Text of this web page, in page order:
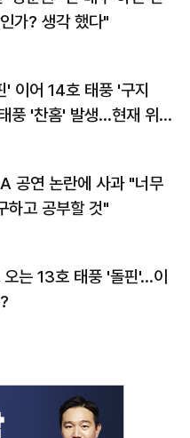
가? 생각 했다"
' 이어 14호 태풍 '구지
풍 '찬홈' 발생…현재 위
공연 논란에 사과 "너무
하고 공부할 것"
는 13호 태풍 '돌핀'…이